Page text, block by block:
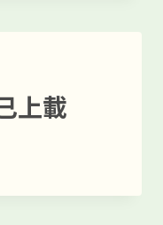
上載